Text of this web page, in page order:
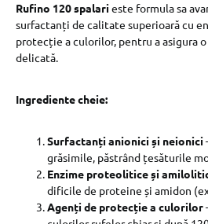
Rufino 120 spalarieste formula sa
surfactanți de calitate superioară cu
protecție a culorilor, pentru a asigura
delicată.
Ingrediente cheie:
Surfactanți anionici și neionici
grăsimile, păstrând țesăturile
Enzime proteolitice și
dificile de proteine și amidon
Agenți de protecție a culorilor